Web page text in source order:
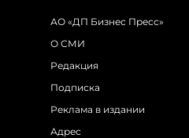
АО «ДП Бизнес Пресс»
О СМИ
Редакция
Подписка
Реклама в издании
Адрес